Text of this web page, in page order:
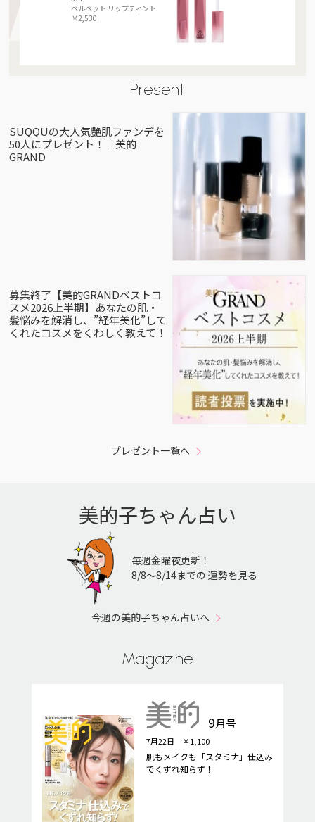
ベルベット リップティント
￥2,530
Present
SUQQUの大人気艶肌ファンデを
50人にプレゼント！｜美的
GRAND
募集終了【美的GRANDベストコ
スメ2026上半期】あなたの肌・
髪悩みを解消し、”経年美化”して
くれたコスメをくわしく教えて！
プレゼント一覧へ
美的子ちゃん占い
毎週金曜夜更新！
8/8〜8/14までの 運勢を見る
今週の美的子ちゃん占いへ
Magazine
9月号
7月22日 ￥1,100
肌もメイクも「スタミナ」仕込み
でくずれ知らず！